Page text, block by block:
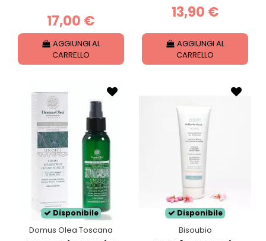
17,00 €
AGGIUNGI AL
CARRELLO
13,90 €
AGGIUNGI AL
CARRELLO
Disponibile
Domus Olea Toscana
Disponibile
Bisoubio